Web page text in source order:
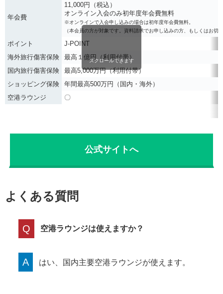
年会費
11,000円（税込）
オンライン入会のみ初年度年会費無料
※オンラインで入会申し込みの場合は初年度年会費無料。
（本会員の方が対象です。資料請求でお申し込みの方、もしくはお切
ポイント
J-POINT
海外旅行傷害保険
最高１億円（利用付帯）
国内旅行傷害保険
最高5,000万円（利用付帯）
ショッピング保険
年間最高500万円（国内・海外）
空港ラウンジ
〇
スクロールできます
公式サイトへ
よくある質問
Q 空港ラウンジは使えますか？
A はい、国内主要空港ラウンジが使えます。